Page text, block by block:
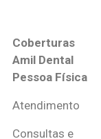
Coberturas
Amil Dental
Pessoa Física
Coberturas
Pessoa Física
Atendimento
Consultas e